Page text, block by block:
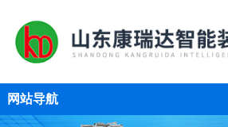
网站导航